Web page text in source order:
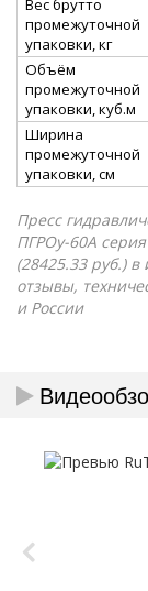
Вес брутто
промежуточной
упаковки, кг
Объём
промежуточной
упаковки, куб.м
Ширина
промежуточной
упаковки, см
Пресс
ПГРОу-60А
(28425.33 руб.) в
отзывы,
и России